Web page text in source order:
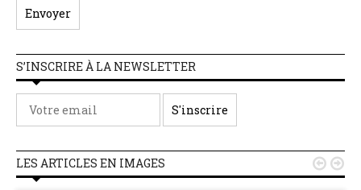
S’INSCRIRE À LA NEWSLETTER
LES ARTICLES EN IMAGES  